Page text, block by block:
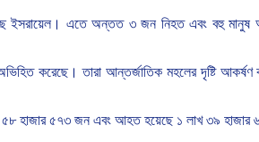
ইসরায়েল। এতে অন্তত ৩ জন নিহত এবং বহু মানুষ
করেছে। তারা আন্তর্জাতিক মহলের দৃষ্টি আকর্ষণ
৫৮ হাজার ৫৭৩ জন এবং আহত হয়েছে ১ লাখ ৩৯ হাজার